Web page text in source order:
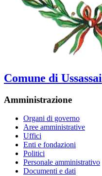
Comune di Ussassai
Amministrazione
Organi di governo
Aree amministrative
Uffici
Enti e fondazioni
Politici
Personale amministrativo
Documenti e dati